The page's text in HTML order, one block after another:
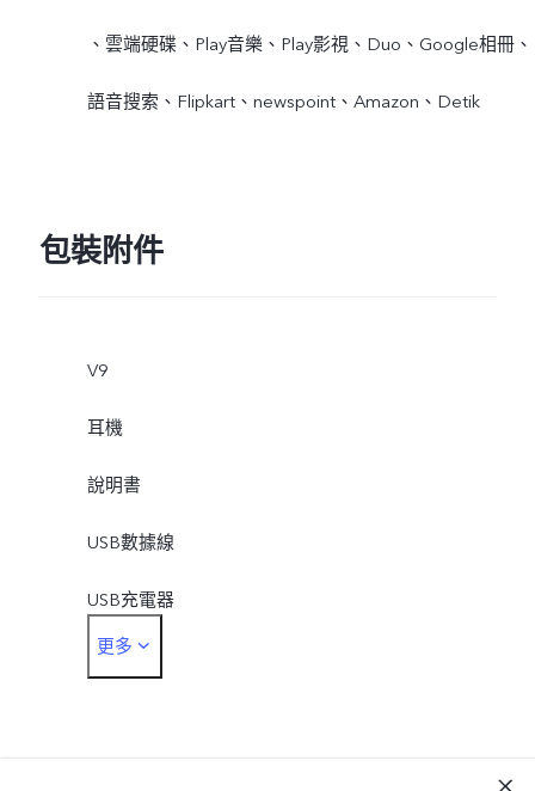
、雲端硬碟、Play音樂、Play影視、Duo、Google相冊、
語音搜索、Flipkart、newspoint、Amazon、Detik
包裝附件
V9
耳機
說明書
USB數據線
USB充電器
取卡針
更多